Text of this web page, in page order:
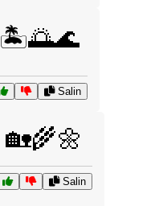
🏝️🌅🌊
Salin
🏡🌾🌼
Salin